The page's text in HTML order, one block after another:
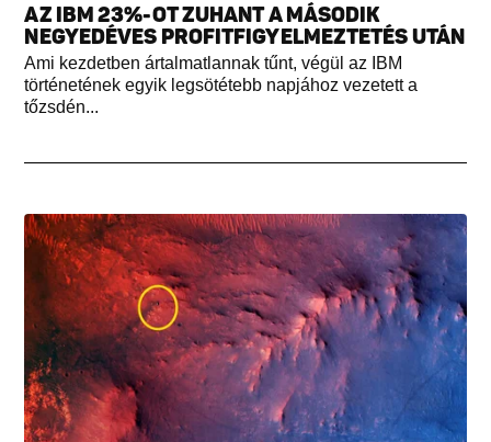
AZ IBM 23%-OT ZUHANT A MÁSODIK
NEGYEDÉVES PROFITFIGYELMEZTETÉS UTÁN
Ami kezdetben ártalmatlannak tűnt, végül az IBM
történetének egyik legsötétebb napjához vezetett a
tőzsdén...